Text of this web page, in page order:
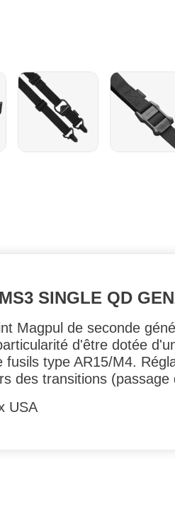
SINGLE QD
Magpul de seconde
d'être dotée
fusils type AR15/M4.
des transitions
USA